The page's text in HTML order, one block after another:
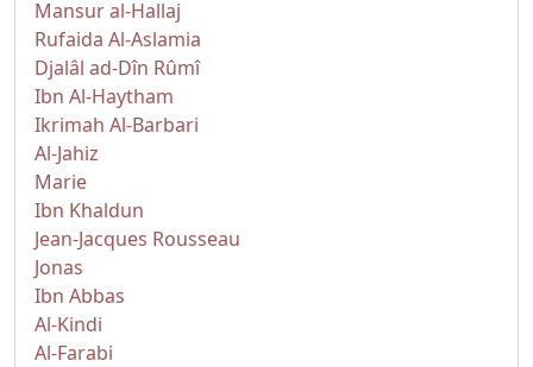
Mansur al-Hallaj
Rufaida Al-Aslamia
Djalâl ad-Dîn Rûmî
Ibn Al-Haytham
Ikrimah Al-Barbari
Al-Jahiz
Marie
Ibn Khaldun
Jean-Jacques Rousseau
Jonas
Ibn Abbas
Al-Kindi
Al-Farabi